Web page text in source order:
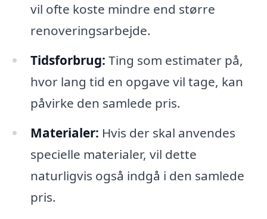
vil ofte koste mindre end større
renoveringsarbejde.
Tidsforbrug: Ting som estimater på,
hvor lang tid en opgave vil tage, kan
påvirke den samlede pris.
Materialer: Hvis der skal anvendes
specielle materialer, vil dette
naturligvis også indgå i den samlede
pris.